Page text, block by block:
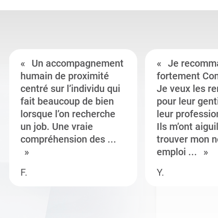
Un accompagnement
humain de proximité
centré sur l’individu qui
fait beaucoup de bien
lorsque l’on recherche
un job. Une vraie
compréhension des ...
F.
Je
fortement
Je veux les
pour leur
leur
Ils m’ont
trouver mon
emploi ...
Y.